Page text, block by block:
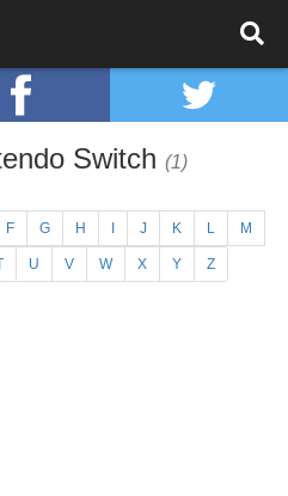
Switch (1)
F G H J K L M
U V W X Y Z